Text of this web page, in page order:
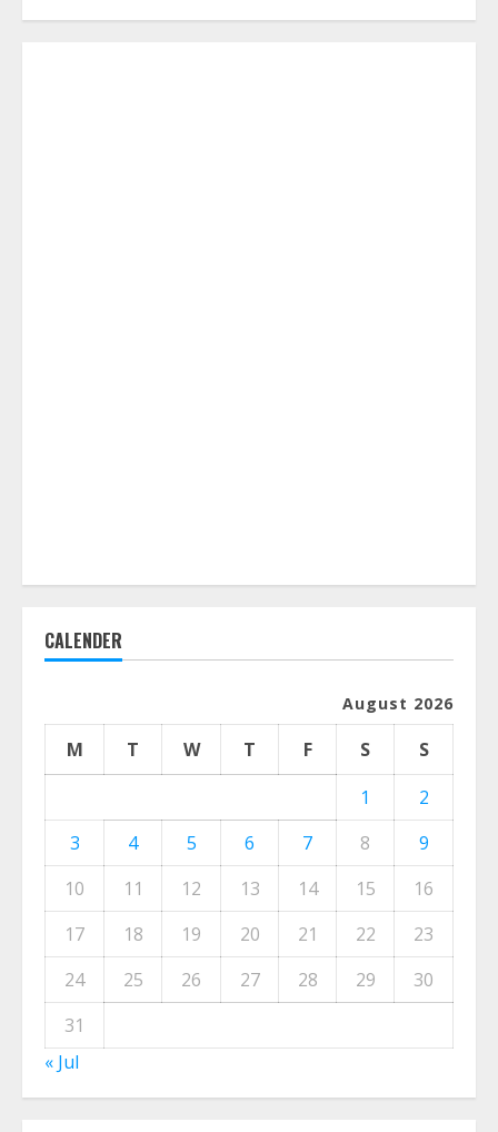
CALENDER
August 2026
M T W T F S
S
1
2
3
4 5 6 7 8
9
10
11 12 13 14 15
16
17
18 19 20 21 22
23
24
25 26 27 28 29
30
31
« Jul